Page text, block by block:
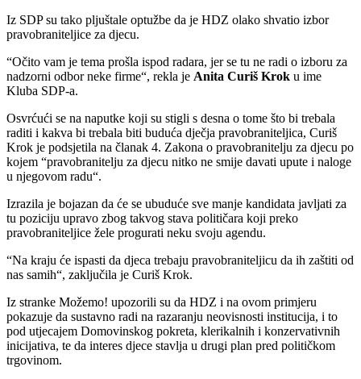
Iz SDP su tako pljuštale optužbe da je HDZ olako shvatio izbor
pravobraniteljice za djecu.
“Očito vam je tema prošla ispod radara, jer se tu ne radi o izboru za
nadzorni odbor neke firme“, rekla je Anita Curiš Krok u ime
Kluba SDP-a.
Osvrćući se na naputke koji su stigli s desna o tome što bi trebala
raditi i kakva bi trebala biti buduća dječja pravobraniteljica, Curiš
Krok je podsjetila na članak 4. Zakona o pravobranitelju za djecu po
kojem “pravobranitelju za djecu nitko ne smije davati upute i naloge
u njegovom radu“.
Izrazila je bojazan da će se ubuduće sve manje kandidata javljati za
tu poziciju upravo zbog takvog stava političara koji preko
pravobraniteljice žele progurati neku svoju agendu.
“Na kraju će ispasti da djeca trebaju pravobraniteljicu da ih zaštiti od
nas samih“, zaključila je Curiš Krok.
Iz stranke Možemo! upozorili su da HDZ i na ovom primjeru
pokazuje da sustavno radi na razaranju neovisnosti institucija, i to
pod utjecajem Domovinskog pokreta, klerikalnih i konzervativnih
inicijativa, te da interes djece stavlja u drugi plan pred političkom
trgovinom.